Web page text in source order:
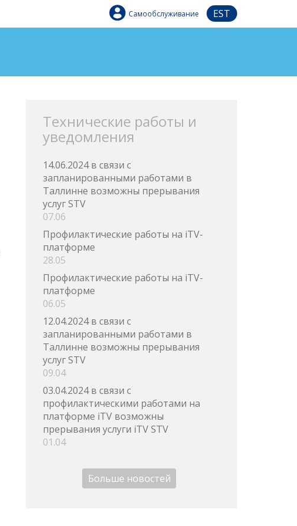
Самообслуживание EST
Технические работы и
уведомления
14.06.2024 в связи с
запланированными работами в
Таллинне возможны прерывания
услуг STV
07.06
Профилактические работы на iTV-
платформе
28.05
Профилактические работы на iTV-
платформе
06.05
12.04.2024 в связи с
запланированными работами в
Таллинне возможны прерывания
услуг STV
09.04
03.04.2024 в связи с
профилактическими работами на
платформе iTV возможны
прерывания услуги iTV STV
01.04
Больше новостей